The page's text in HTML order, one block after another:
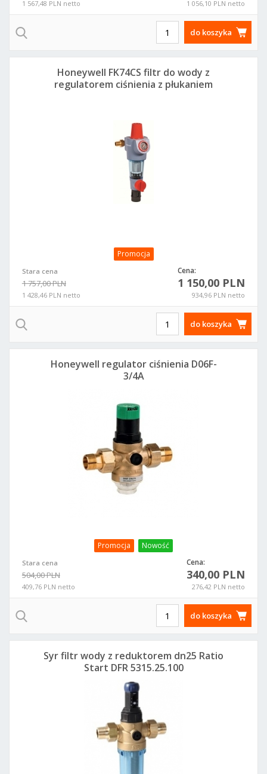
1 567,48 PLN netto 1 056,10 PLN netto
do koszyka
Promocja
Stara cena
1 757,00 PLN
1 428,46 PLN netto
Cena:
1 150,00 PLN
934,96 PLN netto
Honeywell FK74CS filtr do wody z
regulatorem ciśnienia z płukaniem
do koszyka
Promocja Nowość
Stara cena
504,00 PLN
409,76 PLN netto
Cena:
340,00 PLN
276,42 PLN netto
Honeywell regulator ciśnienia D06F-
3/4A
do koszyka
Syr filtr wody z reduktorem dn25 Ratio
Start DFR 5315.25.100